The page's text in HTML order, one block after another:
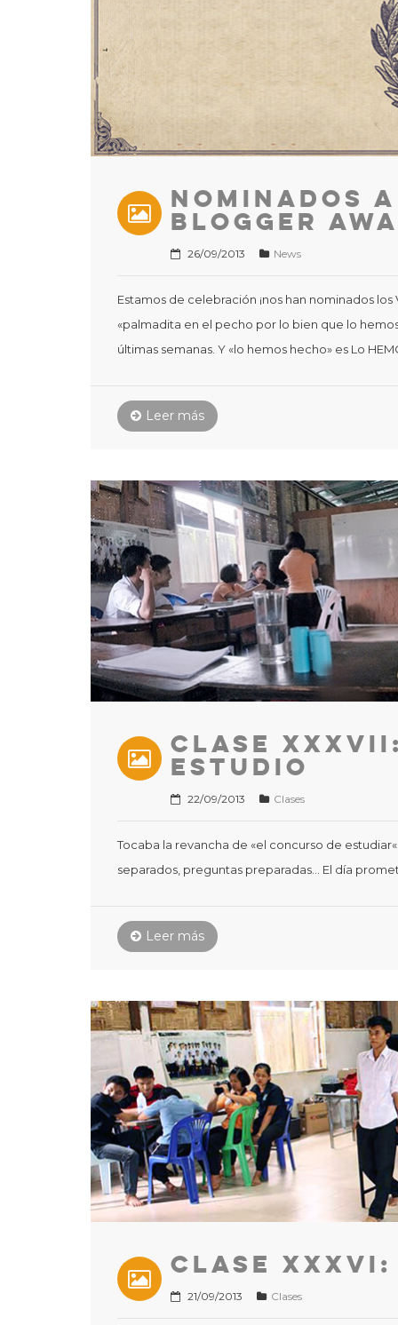
Nominados
Blogger
26/09/2013 News
Estamos de celebración ¡nos han nominados
«palmadita en el pecho por lo bien que lo
últimas semanas. Y «lo hemos hecho» es Lo
Leer más
Clase
estudio
22/09/2013 Clases
Tocaba la revancha de «el concurso de
separados, preguntas preparadas… El día
Leer más
Clase
21/09/2013 Clases